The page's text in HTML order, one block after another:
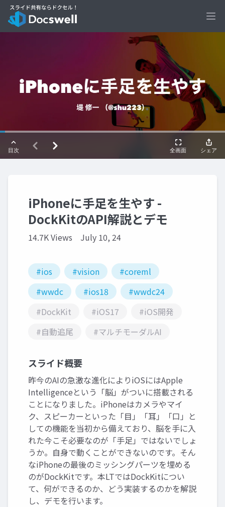
iPhoneに手足を生やす -
DockKitのAPI解説とデモ
14.7K Views July 10, 24
#ios #vision
#coreml
#wwdc
#ios18
#wwdc24
#DockKit
#iOS17
#iOS開発
#自動追尾
#マルチモーダルAI
スライド概要
昨今のAIの急激な進化によりiOSにはApple
Intelligenceという「脳」がついに搭載される
ことになりました。iPhoneはカメラやマイ
ク、スピーカーといった「目」「耳」「口」と
しての機能を当初から備えており、脳を手に入
れた今こそ必要なのが「手足」ではないでしょ
うか。自身で動くことができないのです。そん
なiPhoneの最後のミッシングパーツを埋める
のがDockKitです。本LTではDockKitについ
て、何ができるのか、どう実装するのかを解説
し、デモを行います。